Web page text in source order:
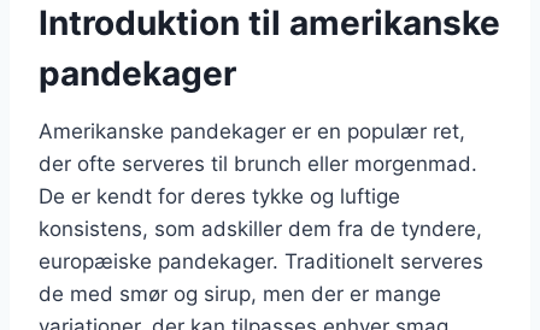
Introduktion til amerikanske
pandekager
Amerikanske pandekager er en populær ret,
der ofte serveres til brunch eller morgenmad.
De er kendt for deres tykke og luftige
konsistens, som adskiller dem fra de tyndere,
europæiske pandekager. Traditionelt serveres
de med smør og sirup, men der er mange